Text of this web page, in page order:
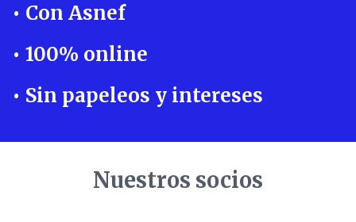
• Con Asnef
• 100% online
• Sin papeleos y intereses
Nuestros socios